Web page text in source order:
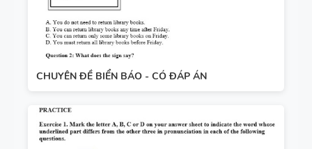
CHUYÊN ĐỀ BIỂN BÁO - CÓ ĐÁP ÁN